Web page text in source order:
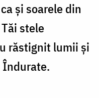
şi soarele din
stele
răstignit lumii şi
Îndurate.